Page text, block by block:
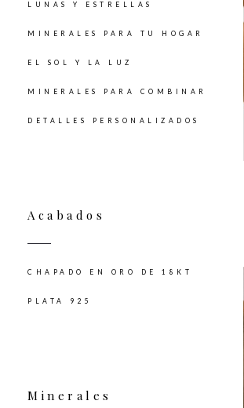
LUNAS Y ESTRELLAS
MINERALES PARA TU HOGAR
EL SOL Y LA LUZ
MINERALES PARA COMBINAR
DETALLES PERSONALIZADOS
Acabados
CHAPADO EN ORO DE 18KT
PLATA 925
Minerales